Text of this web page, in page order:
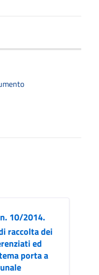
10/2014.
raccolta dei
ed
porta a